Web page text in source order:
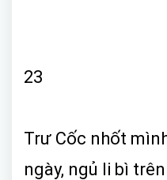
23
Trư Cốc nhốt
ngày, ngủ li bì